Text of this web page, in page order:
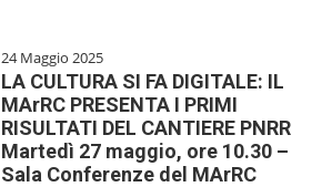
24 Maggio 2025
LA CULTURA SI FA DIGITALE: IL
MArRC PRESENTA I PRIMI
RISULTATI DEL CANTIERE PNRR
Martedì 27 maggio, ore 10.30 –
Sala Conferenze del MArRC